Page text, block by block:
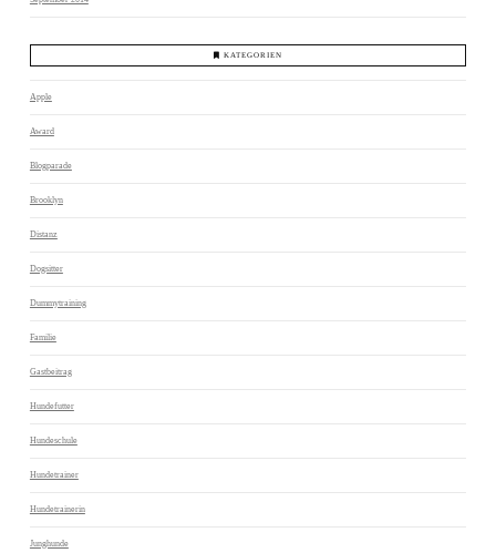
KATEGORIEN
Apple
Award
Blogparade
Brooklyn
Distanz
Dogsitter
Dummytraining
Familie
Gastbeitrag
Hundefutter
Hundeschule
Hundetrainer
Hundetrainerin
Junghunde